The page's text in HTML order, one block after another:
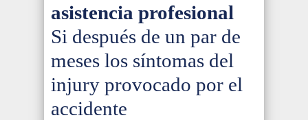
asistencia profesional
Si después de un par de
meses los síntomas del
injury provocado por el
accidente